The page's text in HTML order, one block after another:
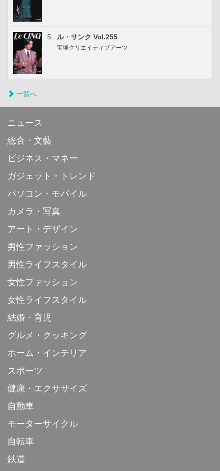
5 ル・サンク Vol.255
宝塚クリエイティブアーツ
一覧へ
ニュース
総合・文藝
ビジネス・マネー
ガジェット・トレンド
パソコン・モバイル
カメラ・写真
アート・デザイン
男性ファッション
男性ライフスタイル
女性ファッション
女性ライフスタイル
結婚・育児
グルメ・クッキング
ホーム・インテリア
スポーツ
健康・エクササイズ
自動車
モーターサイクル
自転車
鉄道